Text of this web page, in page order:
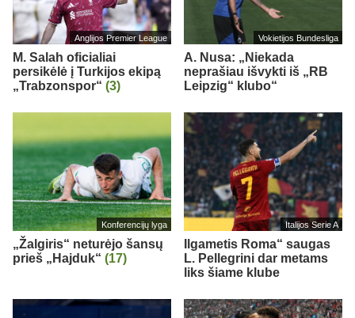
Anglijos Premier League
M. Salah oficialiai
persikėlė į Turkijos ekipą
„Trabzonspor“ (3)
Vokietijos Bundesliga
A. Nusa: „Niekada
neprašiau išvykti iš „RB
Leipzig“ klubo“
Konferencijų lyga
„Žalgiris“ neturėjo šansų
prieš „Hajduk“ (17)
Italijos Serie A
Ilgametis Roma“ saugas
L. Pellegrini dar metams
liks šiame klube